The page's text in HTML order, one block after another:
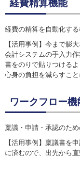
経費精算機能
経費の精算を自動化す
【活用事例】今まで膨
会計システムの手入力
書をのりで貼りつける
心身の負担を減らすこと
ワークフロー機
稟議・申請・承認のた
【活用事例】稟議書を
に済むので、出先から